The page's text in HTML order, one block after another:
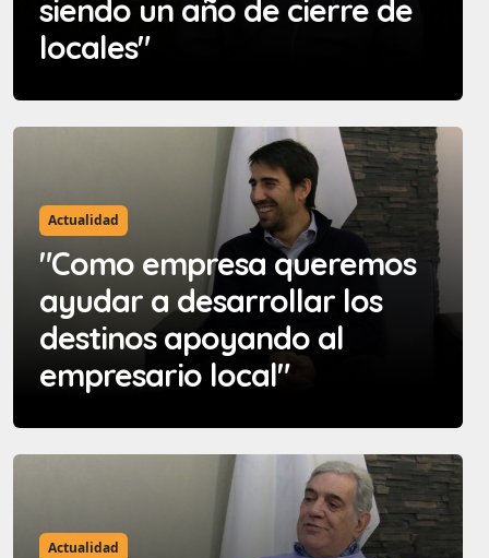
siendo un año de cierre de
locales"
Actualidad
"Como empresa queremos
ayudar a desarrollar los
destinos apoyando al
empresario local"
Actualidad